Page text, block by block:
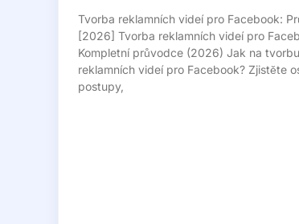
Tvorba reklamních videí pro Facebook:
[2026] Tvorba reklamních videí pro
Kompletní průvodce (2026) Jak na tvorbu
reklamních videí pro Facebook? Zjistěte
postupy,